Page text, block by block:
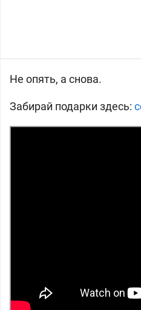
Не опять, а снова.
Забирай подарки здесь: